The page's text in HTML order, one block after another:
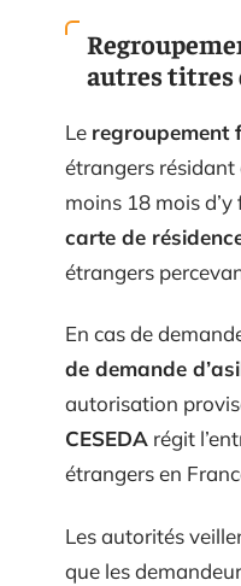
autres titres
Le regroupement
étrangers résidant
moins 18 mois
carte de
étrangers
En cas de
de demande
autorisation
CESEDA régit
étrangers en
Les autorités
que les